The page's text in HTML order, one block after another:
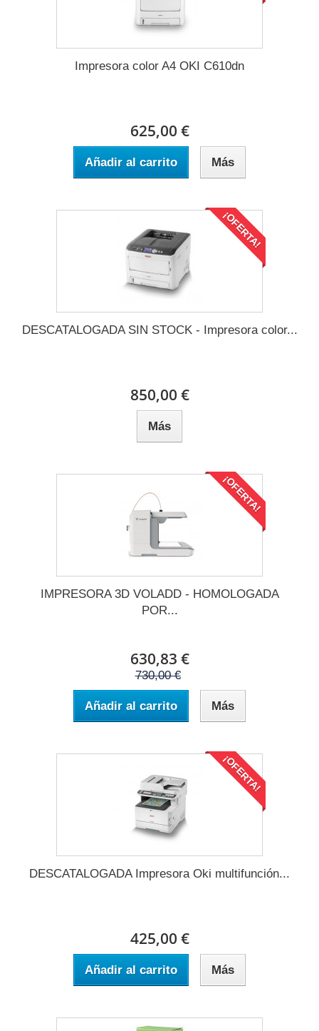
Impresora color A4 OKI C610dn
625,00 €
Añadir al carrito Más
¡OFERTA!
DESCATALOGADA SIN STOCK - Impresora color...
850,00 €
Más
¡OFERTA!
IMPRESORA 3D VOLADD - HOMOLOGADA
POR...
630,83 €
730,00 €
Añadir al carrito Más
¡OFERTA!
DESCATALOGADA Impresora Oki multifunción...
425,00 €
Añadir al carrito Más